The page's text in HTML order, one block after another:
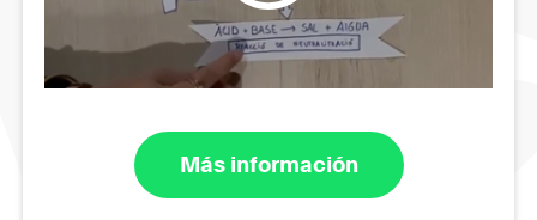
Más información